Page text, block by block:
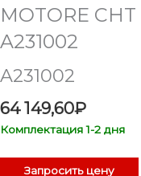
MOTORE
A231002
A231002
64 149,60₽
Комплектация 1-2 дня
Запросить цену